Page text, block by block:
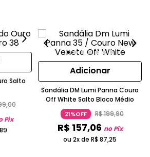
Salto
,00
Pix
89
Adicionar
Sandália DM Lumi Panna Couro
Off White Salto Bloco Médio
21%OFF R$199,90
R$ 157,06 no Pix
ou 2x de R$ 87,25